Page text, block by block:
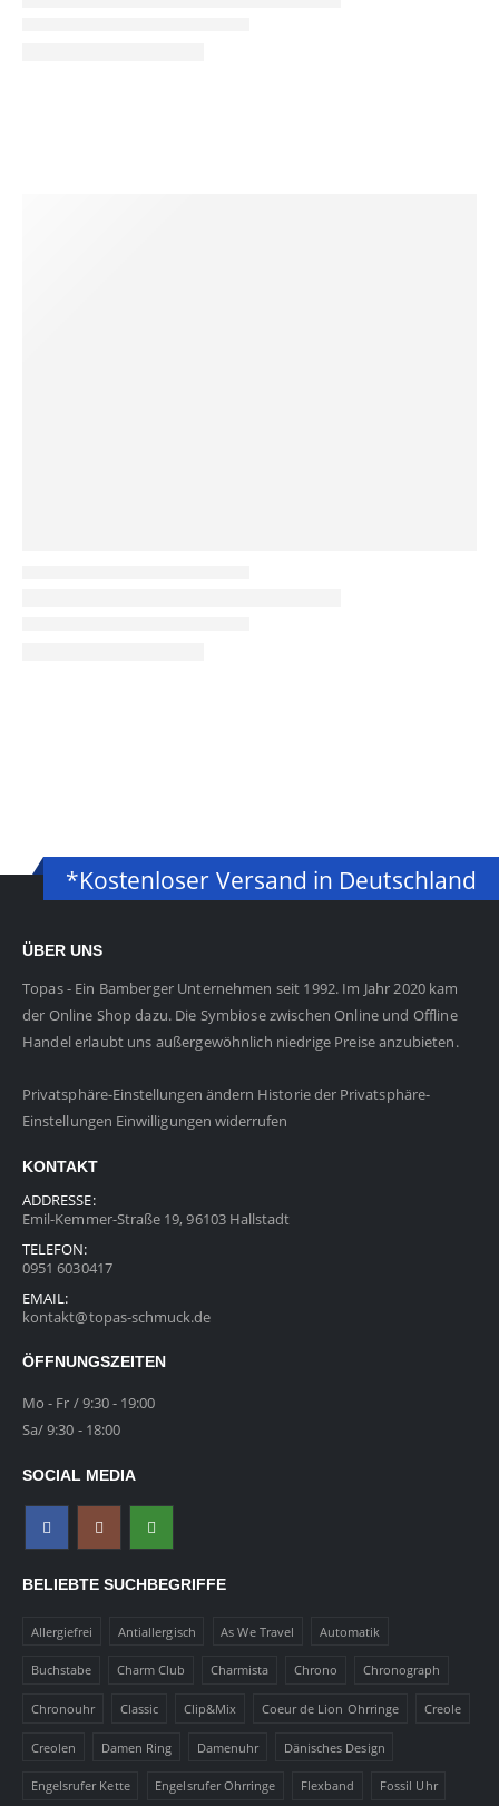
*Kostenloser Versand in Deutschland
ÜBER UNS
Topas - Ein Bamberger Unternehmen seit 1992. Im Jahr 2020 kam
der Online Shop dazu. Die Symbiose zwischen Online und Offline
Handel erlaubt uns außergewöhnlich niedrige Preise anzubieten.
Privatsphäre-Einstellungen ändern Historie der Privatsphäre-
Einstellungen Einwilligungen widerrufen
KONTAKT
ADDRESSE:
Emil-Kemmer-Straße 19, 96103 Hallstadt
TELEFON:
0951 6030417
EMAIL:
kontakt@topas-schmuck.de
ÖFFNUNGSZEITEN
Mo - Fr / 9:30 - 19:00
Sa/ 9:30 - 18:00
SOCIAL MEDIA
BELIEBTE SUCHBEGRIFFE
Allergiefrei Antiallergisch As We Travel Automatik
Buchstabe Charm Club Charmista Chrono Chronograph
Chronouhr Classic Clip&Mix Coeur de Lion Ohrringe Creole
Creolen Damen Ring Damenuhr Dänisches Design
Engelsrufer Kette Engelsrufer Ohrringe Flexband Fossil Uhr